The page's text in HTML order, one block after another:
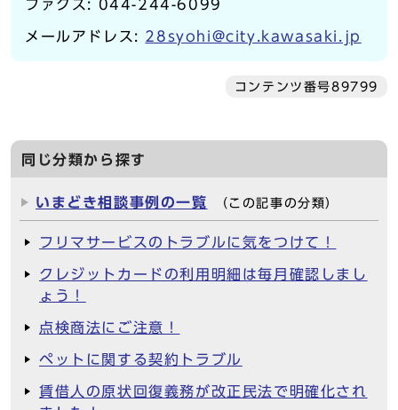
ファクス: 044-244-6099
メールアドレス: 28syohi@city.kawasaki.jp
コンテンツ番号89799
同じ分類から探す
いまどき相談事例の一覧 （この記事の分類）
フリマサービスのトラブルに気をつけて！
クレジットカードの利用明細は毎月確認しまし
ょう！
点検商法にご注意！
ペットに関する契約トラブル
賃借人の原状回復義務が改正民法で明確化され